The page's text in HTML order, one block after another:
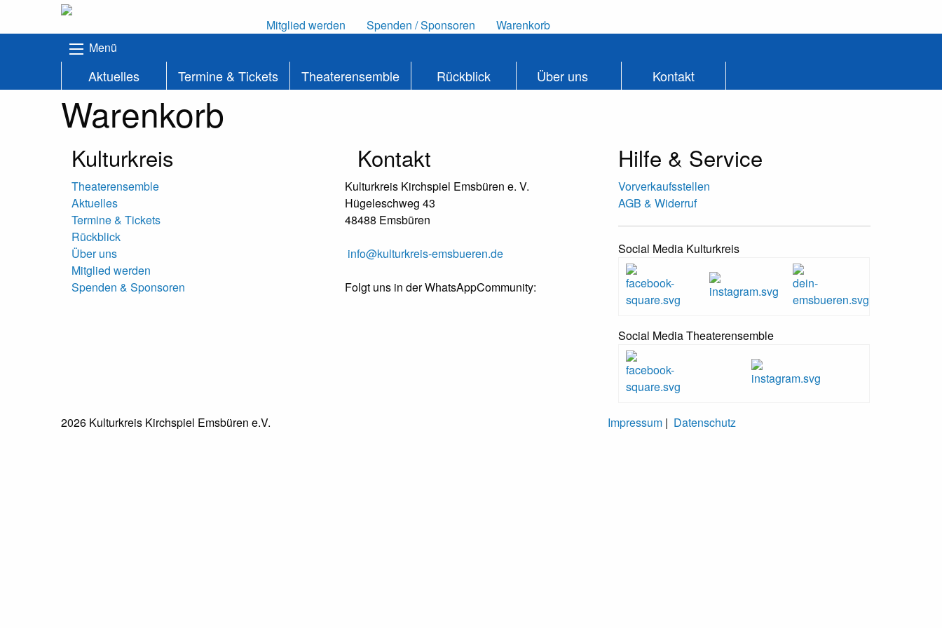
Mitglied werden Spenden / Sponsoren
Warenkorb
Menü
Aktuelles Termine & Tickets Theaterensemble Rückblick Über uns Kontakt
Warenkorb
Kulturkreis
Theaterensemble
Aktuelles
Termine & Tickets
Rückblick
Über uns
Mitglied werden
Spenden & Sponsoren
Kontakt
Kulturkreis Kirchspiel Emsbüren e. V.
Hügeleschweg 43
48488 Emsbüren
info@kulturkreis-emsbueren.de
Folgt uns in der WhatsAppCommunity:
Hilfe & Service
Vorverkaufsstellen
AGB & Widerruf
Social Media Kulturkreis
Social Media Theaterensemble
2026 Kulturkreis Kirchspiel Emsbüren e.V. Impressum | Datenschutz